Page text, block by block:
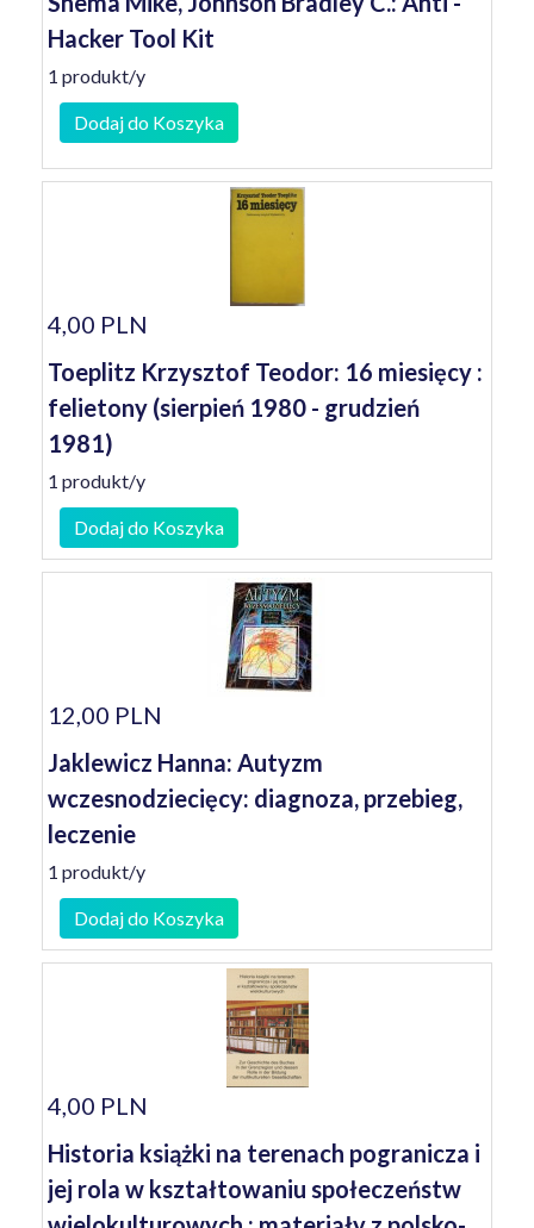
Hacker Tool Kit
1 produkt/y
Dodaj do Koszyka
4,00 PLN
Toeplitz Krzysztof Teodor: 16 miesięcy :
felietony (sierpień 1980 - grudzień
1981)
1 produkt/y
Dodaj do Koszyka
12,00 PLN
Jaklewicz Hanna: Autyzm
wczesnodziecięcy: diagnoza, przebieg,
leczenie
1 produkt/y
Dodaj do Koszyka
4,00 PLN
Historia książki na terenach pogranicza i
jej rola w kształtowaniu społeczeństw